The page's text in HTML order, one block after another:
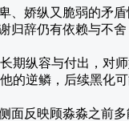
、娇纵又脆弱的矛
辞仍有依赖与不舍
期纵容与付出，对
的逆鳞，后续黑化
面反映顾淼淼之前